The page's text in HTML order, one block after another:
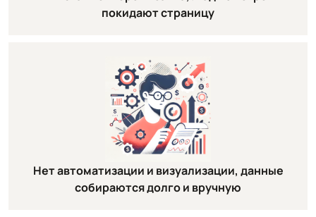
покидают страницу
Нет автоматизации и визуализации, данные
собираются долго и вручную